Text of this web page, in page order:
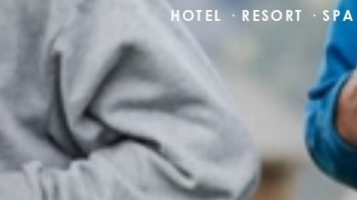
HOTEL · RESORT · SPA